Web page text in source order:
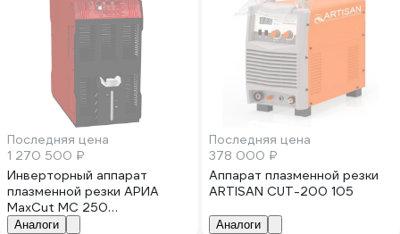
Последняя цена
1 270 500 ₽
Инверторный аппарат
плазменной резки АРИА
MaxCut MC 250
MC250O0545
Аналоги
Последняя цена
378 000 ₽
Аппарат плазменной резки
ARTISAN CUT-200 105
Аналоги